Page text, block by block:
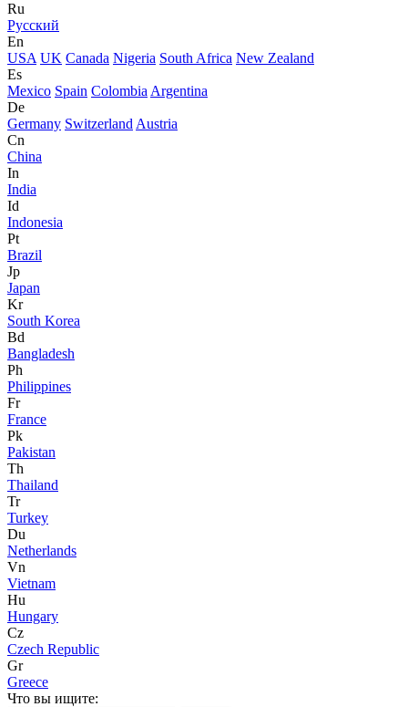
Ru
Русский
En
USA UK Canada Nigeria South Africa New Zealand
Es
Mexico Spain Colombia Argentina
De
Germany Switzerland Austria
Cn
China
In
India
Id
Indonesia
Pt
Brazil
Jp
Japan
Kr
South Korea
Bd
Bangladesh
Ph
Philippines
Fr
France
Pk
Pakistan
Th
Thailand
Tr
Turkey
Du
Netherlands
Vn
Vietnam
Hu
Hungary
Cz
Czech Republic
Gr
Greece
Что вы ищите: